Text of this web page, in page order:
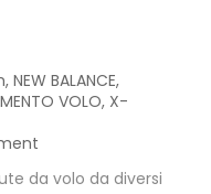
, NEW BALANCE,
VOLO, X-
da volo da diversi